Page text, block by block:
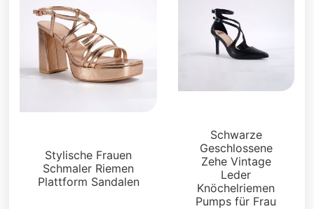
Stylische Frauen
Schmaler Riemen
Plattform Sandalen
Schwarze
Geschlossene
Zehe Vintage
Leder
Knöchelriemen
Pumps für Frau